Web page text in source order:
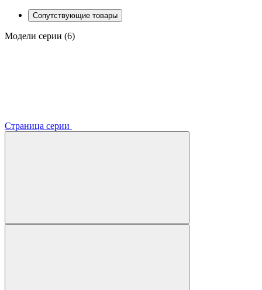
Сопутствующие товары
Модели серии (6)
Страница серии